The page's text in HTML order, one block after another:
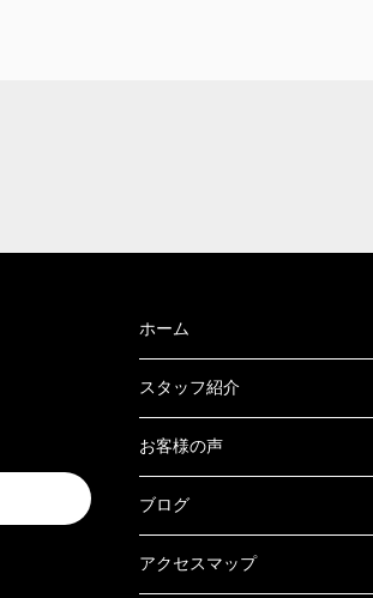
ホーム
スタッフ紹介
お客様の声
ブログ
アクセスマップ